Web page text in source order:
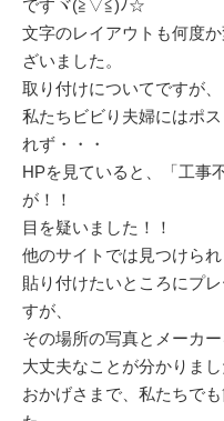
ですヾ(≧▽≦)ﾉ☆
文字のレイアウトも何度
ざいました。
取り付けについてですが、
私たちビビり夫婦にはポ
れず・・・
HPを見ていると、「工事
が！！
目を疑いました！！
他のサイトでは見つけられ
貼り付けたいところにプ
すが、
その場所の写真とメーカ
大丈夫なことが分かりまし
おかげさまで、私たちで